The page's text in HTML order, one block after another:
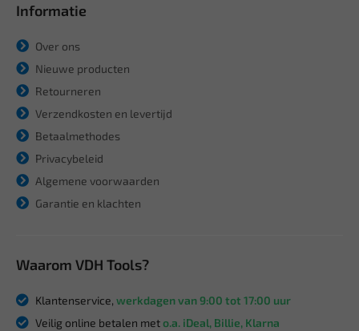
Informatie
Over ons
Nieuwe producten
Retourneren
Verzendkosten en levertijd
Betaalmethodes
Privacybeleid
Algemene voorwaarden
Garantie en klachten
Waarom VDH Tools?
Klantenservice, werkdagen van 9:00 tot 17:00 uur
Veilig online betalen meto.a. iDeal, Billie, Klarna